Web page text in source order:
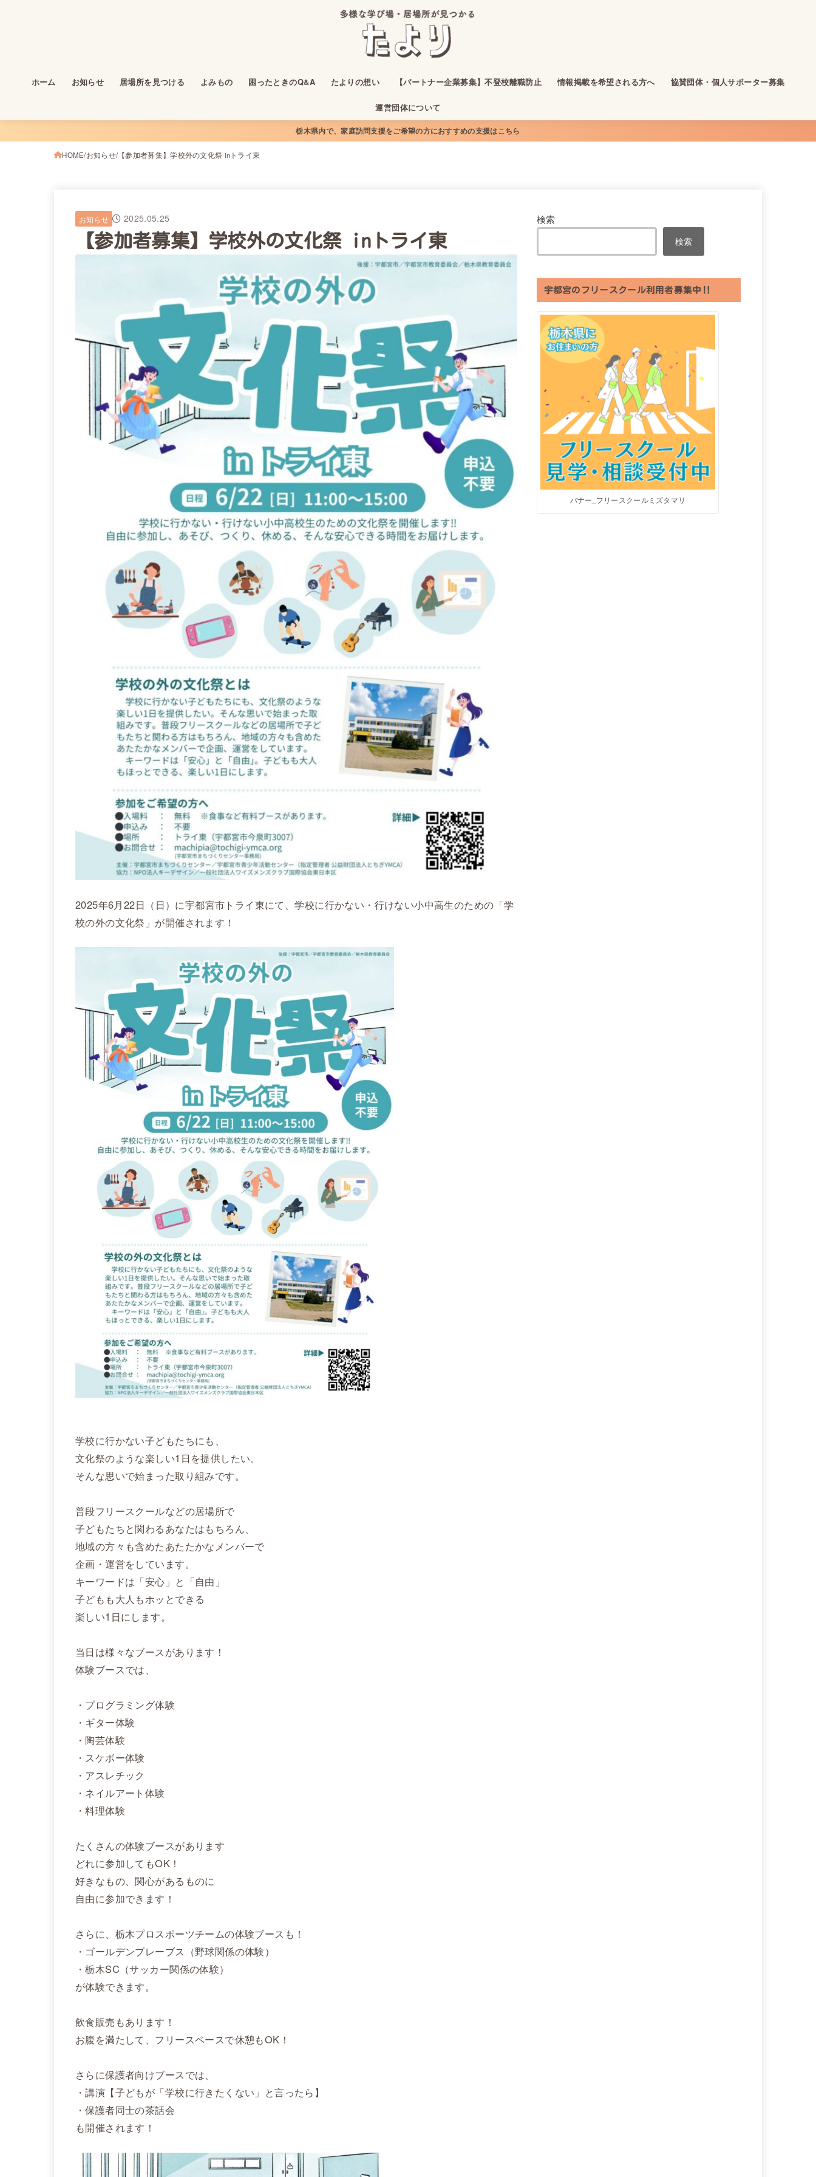
ホーム お知らせ 居場所を見つける よみもの 困ったときのQ&A たよりの想い 【パートナー企業募集】不登校離職防止 情報掲載を希望される方へ 協賛団体・個人サポーター募集
運営団体について
栃木県内で、家庭訪問支援をご希望の方におすすめの支援はこちら
HOME お知らせ 【参加者募集】学校外の文化祭 inトライ東
お知らせ 2025.05.25
【参加者募集】学校外の文化祭 inトライ東
2025年6月22日（日）に宇都宮市トライ東にて、学校に行かない・行けない小中高生のための「学
校の外の文化祭」が開催されます！
学校に行かない子どもたちにも、
文化祭のような楽しい1日を提供したい。
そんな思いで始まった取り組みです。
普段フリースクールなどの居場所で
子どもたちと関わるあなたはもちろん、
地域の方々も含めたあたたかなメンバーで
企画・運営をしています。
キーワードは「安心」と「自由」
子どもも大人もホッとできる
楽しい1日にします。
当日は様々なブースがあります！
体験ブースでは、
・プログラミング体験
・ギター体験
・陶芸体験
・スケボー体験
・アスレチック
・ネイルアート体験
・料理体験
たくさんの体験ブースがあります
どれに参加してもOK！
好きなもの、関心があるものに
自由に参加できます！
さらに、栃木プロスポーツチームの体験ブースも！
・ゴールデンブレーブス（野球関係の体験）
・栃木SC（サッカー関係の体験）
が体験できます。
飲食販売もあります！
お腹を満たして、フリースペースで休憩もOK！
さらに保護者向けブースでは、
・講演【子どもが「学校に行きたくない」と言ったら】
・保護者同士の茶話会
も開催されます！
検索
検索
宇都宮のフリースクール利用者募集中‼︎
バナー_フリースクールミズタマリ